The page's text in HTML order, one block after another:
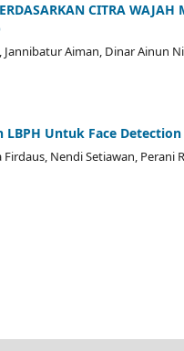
CITRA
Aiman, Dinar Ainun
LBPH Untuk Face
Nendi Setiawan, Perani